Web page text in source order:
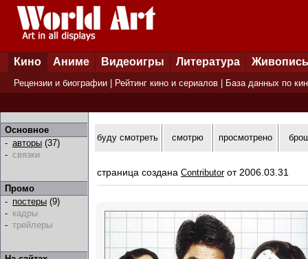
Кино Аниме Видеоигры Литература Живопись
Рецензии и биографии Рейтинг кино и сериалов База данных по
Основное
- авторы (37)
- связки
Промо
- постеры (9)
- кадры
- трейлеры
буду смотреть смотрю просмотрено
страница создана Contributorот 2006.03.31